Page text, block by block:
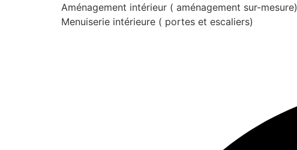
Aménagement intérieur ( aménagement sur-mesure)
Menuiserie intérieure ( portes et escaliers)